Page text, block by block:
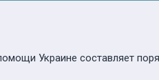
Украине составляет